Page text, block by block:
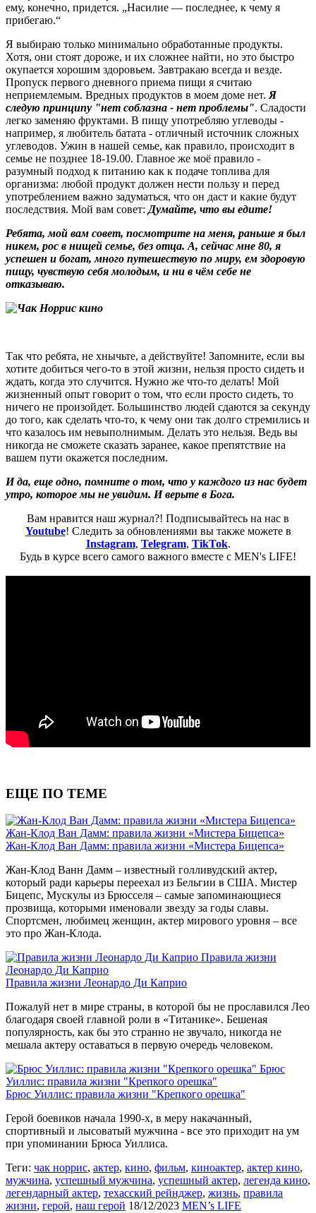
ему, конечно, придется. „Насилие — последнее, к чему я
прибегаю.“
Я выбираю только минимально обработанные продукты.
Хотя, они стоят дороже, и их сложнее найти, но это быстро
окупается хорошим здоровьем. Завтракаю всегда и везде.
Пропуск первого дневного приема пищи я считаю
неприемлемым. Вредных продуктов в моем доме нет. Я
следую принципу "нет соблазна - нет проблемы". Сладости
легко заменяю фруктами. В пищу употребляю углеводы -
например, я любитель батата - отличный источник сложных
углеводов. Ужин в нашей семье, как правило, происходит в
семье не позднее 18-19.00. Главное же моё правило -
разумный подход к питанию как к подаче топлива для
организма: любой продукт должен нести пользу и перед
употреблением важно задуматься, что он даст и какие будут
последствия. Мой вам совет: Думайте, что вы едите!
Ребята, мой вам совет, посмотрите на меня, раньше я был
никем, рос в нищей семье, без отца. А, сейчас мне 80, я
успешен и богат, много путешествую по миру, ем здоровую
пищу, чувствую себя молодым, и ни в чём себе не
отказываю.
Так что ребята, не хнычьте, а действуйте! Запомните, если вы
хотите добиться чего-то в этой жизни, нельзя просто сидеть и
ждать, когда это случится. Нужно же что-то делать! Мой
жизненный опыт говорит о том, что если просто сидеть, то
ничего не произойдет. Большинство людей сдаются за секунду
до того, как сделать что-то, к чему они так долго стремились и
что казалось им невыполнимым. Делать это нельзя. Ведь вы
никогда не сможете сказать заранее, какое препятствие на
вашем пути окажется последним.
И да, еще одно, помните о том, что у каждого из нас будет
утро, которое мы не увидим. И верьте в Бога.
Вам нравится наш журнал?! Подписывайтесь на нас в
Youtube! Следить за обновлениями вы также можете в
Instagram, Telegram, TikTok.
Будь в курсе всего самого важного вместе с MEN's LIFE!
ЕЩЕ ПО ТЕМЕ
Жан-Клод Ван Дамм: правила жизни «Мистера Бицепса»
Жан-Клод Ван Дамм: правила жизни «Мистера Бицепса»
Жан-Клод Ванн Дамм – известный голливудский актер,
который ради карьеры переехал из Бельгии в США. Мистер
Бицепс, Мускулы из Брюсселя – самые запоминающиеся
прозвища, которыми именовали звезду за годы славы.
Спортсмен, любимец женщин, актер мирового уровня – все
это про Жан-Клода.
Правила жизни
Леонардо Ди Каприо
Правила жизни Леонардо Ди Каприо
Пожалуй нет в мире страны, в которой бы не прославился Лео
благодаря своей главной роли в «Титанике». Бешеная
популярность, как бы это странно не звучало, никогда не
мешала актеру оставаться в первую очередь человеком.
Брюс
Уиллис: правила жизни "Крепкого орешка"
Брюс Уиллис: правила жизни "Крепкого орешка"
Герой боевиков начала 1990-х, в меру накачанный,
спортивный и лысоватый мужчина - все это приходит на ум
при упоминании Брюса Уиллиса.
Теги: чак норрис, актер, кино, фильм, киноактер, актер кино,
мужчина, успешный мужчина, успешный актер, легенда кино,
легендарный актер, техасский рейнджер, жизнь, правила
жизни, герой, наш герой 18/12/2023 MEN’s LIFE